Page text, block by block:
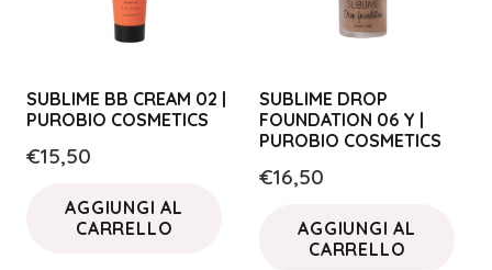
SUBLIME BB CREAM 02 |
PUROBIO COSMETICS
€15,50
AGGIUNGI AL
CARRELLO
SUBLIME DROP
FOUNDATION 06 Y |
PUROBIO COSMETICS
€16,50
AGGIUNGI AL
CARRELLO